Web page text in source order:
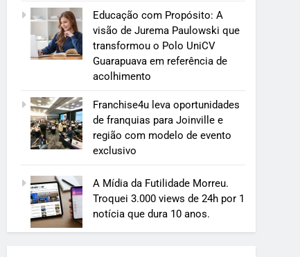
Educação com Propósito: A
visão de Jurema Paulowski que
transformou o Polo UniCV
Guarapuava em referência de
acolhimento
Franchise4u leva oportunidades
de franquias para Joinville e
região com modelo de evento
exclusivo
A Mídia da Futilidade Morreu.
Troquei 3.000 views de 24h por 1
notícia que dura 10 anos.